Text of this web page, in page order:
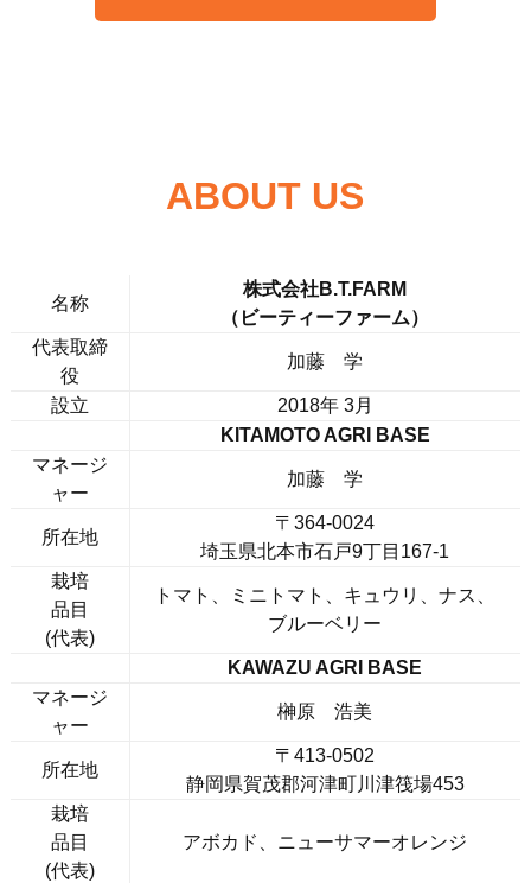
ABOUT US
名称
株式会社B.T.FARM
（ビーティーファーム）
代表取締
役
加藤 学
設立
2018年 3月
KITAMOTO AGRI BASE
マネージ
ャー
加藤 学
所在地
〒364-0024
埼玉県北本市石戸9丁目167-1
栽培
品目
(代表)
トマト、ミニトマト、キュウリ、ナス、
ブルーベリー
KAWAZU AGRI BASE
マネージ
ャー
榊原 浩美
所在地
〒413-0502
静岡県賀茂郡河津町川津筏場453
栽培
品目
(代表)
アボカド、ニューサマーオレンジ